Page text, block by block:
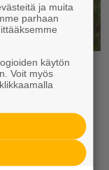
on
ja muita
parhaan
käytön
Voit myös